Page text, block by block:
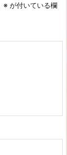
※ が付いている欄